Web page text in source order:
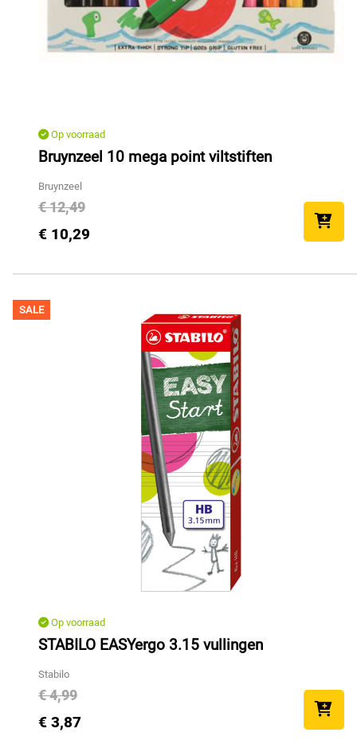
Op voorraad
Bruynzeel 10 mega point viltstiften
Bruynzeel
€ 12,49
€ 10,29
SALE
Op voorraad
STABILO EASYergo 3.15 vullingen
Stabilo
€ 4,99
€ 3,87